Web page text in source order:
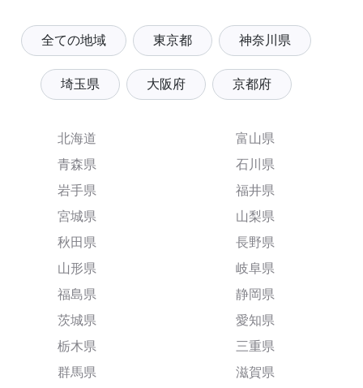
全ての地域 東京都 神奈川県
埼玉県 大阪府 京都府
北海道
青森県
岩手県
宮城県
秋田県
山形県
福島県
茨城県
栃木県
群馬県
富山県
石川県
福井県
山梨県
長野県
岐阜県
静岡県
愛知県
三重県
滋賀県